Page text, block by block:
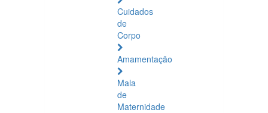
Cuidados
de
Corpo
Amamentação
Mala
de
Maternidade